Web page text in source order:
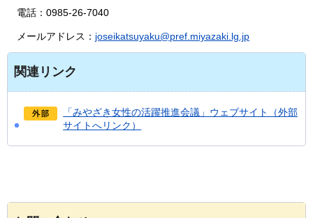
電話：0985-26-7040
メールアドレス： joseikatsuyaku@pref.miyazaki.lg.jp
関連リンク
「みやざき女性の活躍推進会議」ウェブサイト（外部
サイトへリンク）